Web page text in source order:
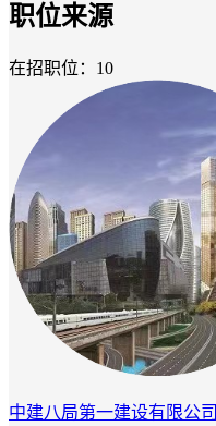
职位来源
在招职位：10
中建八局第一建设有限公司